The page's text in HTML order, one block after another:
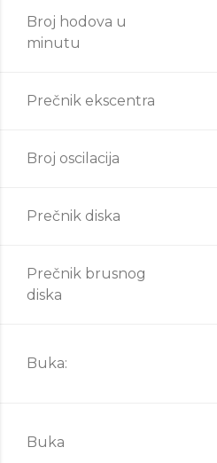
Broj hodova u
minutu
Prečnik ekscentra
Broj oscilacija
Prečnik diska
Prečnik brusnog
diska
Buka:
Buka